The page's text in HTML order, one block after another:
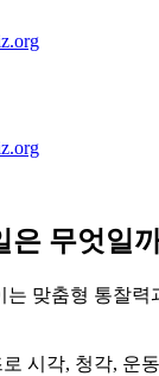
은 무엇일
맞춤형 통찰력
시각, 청각, 운